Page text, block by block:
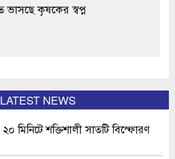
ভাসছে কৃষকের স্বপ্ন
LATEST NEWS
মিনিটে শক্তিশালী সাতটি বিস্ফোরণ